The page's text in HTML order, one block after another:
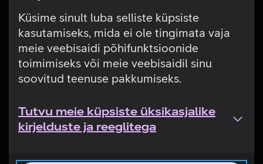
Küsime sinult luba selliste küpsiste
kasutamiseks, mida ei ole tingimata vaja
meie veebisaidi põhifunktsioonide
toimimiseks või meie veebisaidil sinu
soovitud teenuse pakkumiseks.
Tutvu meie küpsiste üksikasjalike
kirjelduste ja reeglitega
Tehniline viga